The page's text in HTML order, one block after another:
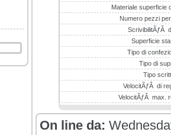
Materiale superficie
Numero pezzi
ScrivibilitÃƒÂ
Superficie
Tipo di
Tipo di
Tipo
VelocitÃƒÂ di
VelocitÃƒÂ max.
On line da: